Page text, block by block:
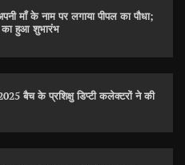
माँ के नाम पर लगाया पीपल का पौधा;
का हुआ शुभारंभ
बैच के प्रशिक्षु डिप्टी कलेक्टरों ने की